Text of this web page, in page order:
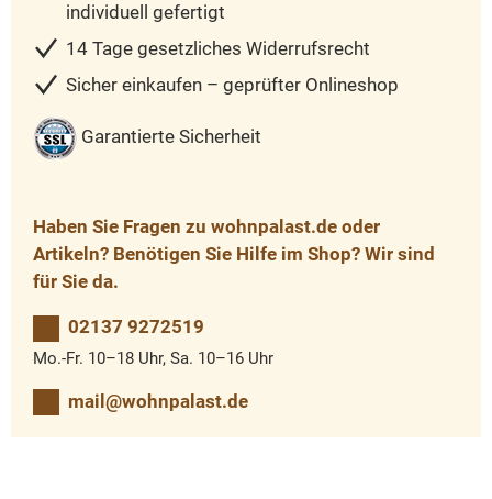
individuell gefertigt
14 Tage gesetzliches Widerrufsrecht
Sicher einkaufen – geprüfter Onlineshop
Garantierte Sicherheit
Haben Sie Fragen zu wohnpalast.de oder
Artikeln? Benötigen Sie Hilfe im Shop? Wir sind
für Sie da.
02137 9272519
Mo.-Fr. 10–18 Uhr, Sa. 10–16 Uhr
mail@wohnpalast.de